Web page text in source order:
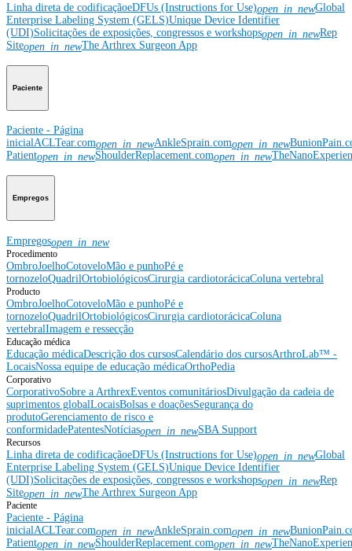
Linha direta de codificaçãoeDFUs (Instructions for Use)open_in_newGlobal
Enterprise Labeling System (GELS)Unique Device Identifier
(UDI)Solicitações de exposições, congressos e workshopsopen_in_newRep
Siteopen_in_newThe Arthrex Surgeon App
Paciente
Paciente - Página
inicialACLTear.comopen_in_newAnkleSprain.comopen_in_new
Patientopen_in_newShoulderReplacement.comopen_in_new
Empregos
Empregosopen_in_new
Procedimento
OmbroJoelhoCotoveloMão e punhoPé e
tornozeloQuadrilOrtobiológicosCirurgia cardiotorácicaColuna vertebral
Producto
OmbroJoelhoCotoveloMão e punhoPé e
tornozeloQuadrilOrtobiológicosCirurgia cardiotorácicaColuna
vertebralImagem e ressecção
Educação médica
Educação médicaDescrição dos cursosCalendário dos cursosArthroLab™ -
LocaisNossa equipe de educação médicaOrthoPedia
Corporativo
CorporativoSobre a ArthrexEventos comunitáriosDivulgação da cadeia de
suprimentos globalLocaisBolsas e doaçõesSegurança do
produtoGerenciamento de risco e
conformidadePatentesNotíciasopen_in_newSBA Support
Recursos
Linha direta de codificaçãoeDFUs (Instructions for Use)open_in_newGlobal
Enterprise Labeling System (GELS)Unique Device Identifier
(UDI)Solicitações de exposições, congressos e workshopsopen_in_newRep
Siteopen_in_newThe Arthrex Surgeon App
Paciente
Paciente - Página
inicialACLTear.comopen_in_newAnkleSprain.comopen_in_new
Patientopen_in_newShoulderReplacement.comopen_in_new